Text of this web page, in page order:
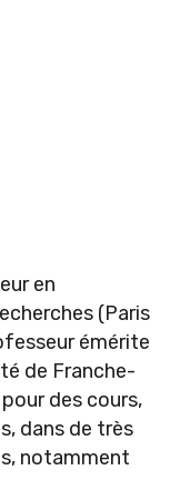
en
(Paris
émérite
de Franche-
des cours,
dans de très
notamment